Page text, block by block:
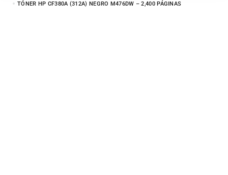
TÓNER HP CF380A (312A) NEGRO M476DW – 2,400 PÁGINAS